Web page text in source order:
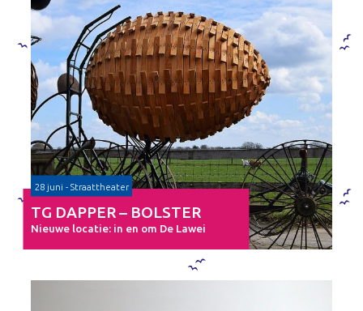
28 juni - Straattheater
TG DAPPER – BOLSTER
Nieuwe locatie: in en om De Lawei